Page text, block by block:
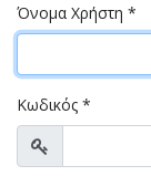
Όνομα Χρήστη *
Κωδικός *
Προβολή